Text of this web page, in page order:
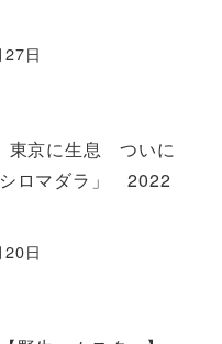
日
京に生息 ついに
ロマダラ」 2022
日